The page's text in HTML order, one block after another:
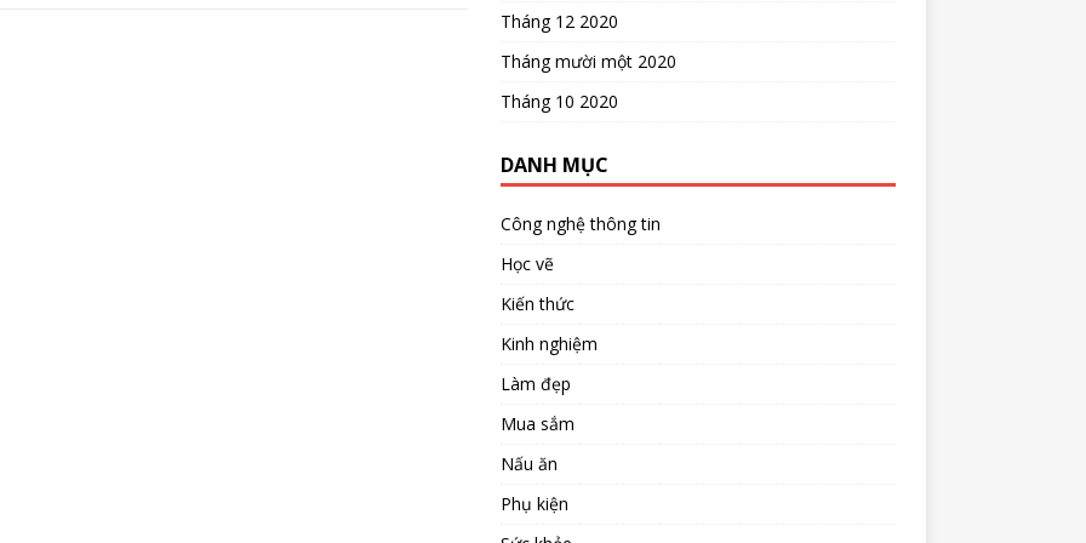
Tháng 12 2020
Tháng mười một 2020
Tháng 10 2020
DANH MỤC
Công nghệ thông tin
Học vẽ
Kiến thức
Kinh nghiệm
Làm đẹp
Mua sắm
Nấu ăn
Phụ kiện